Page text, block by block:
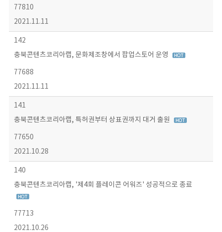
77810
2021.11.11
142
충북콘텐츠코리아랩, 문화제조창에서 팝업스토어 운영
77688
2021.11.11
141
충북콘텐츠코리아랩, 특허권부터 상표권까지 대거 출원
77650
2021.10.28
140
충북콘텐츠코리아랩, '제4회 플레이콘 어워즈' 성공적으로 종료
77713
2021.10.26